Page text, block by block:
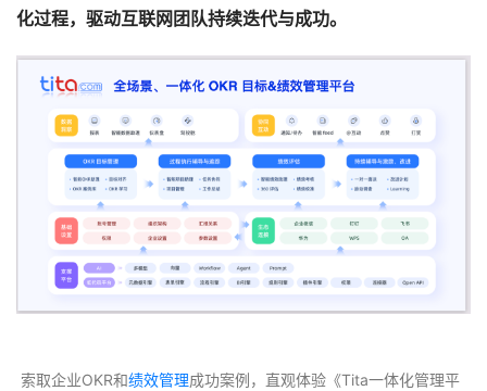
化过程，驱动互联网团队持续迭代与成功。
索取企业OKR和绩效管理成功案例，直观体验《Tita一体化管理平